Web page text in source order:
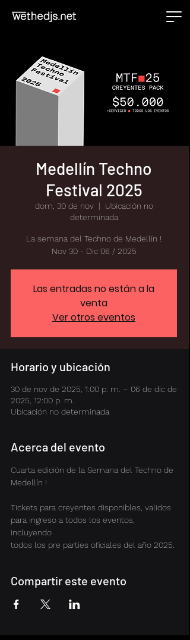
Medellín Techno
Festival 2025
dom, 30 de nov
  |
Ubicación no
determinada
La semana del Techno de Medellín !
Nov 30 - Dic 06 / 2025
Las entradas no están a la
venta
Ver otros eventos
Horario y ubicación
30 de nov de 2025, 1:00 p. m. – 06 de dic de
2025, 12:00 p. m.
Ubicación no determinada
Acerca del evento
Cuarta edición de la Semana del Techno de
Medellín !
Tickets para creyentes disponibles, validos
para ingreso a todos los eventos,
incluyendo
todos los pre parties oficiales del año 2025.
Compartir este evento